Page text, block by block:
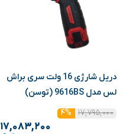
دریل شارژی 16 ولت سری براش
لس مدل 9616BS (توسن)
۱۷,۷۹۵,۰۰۰
۴%
۱۷,۰۸۳,۲۰۰